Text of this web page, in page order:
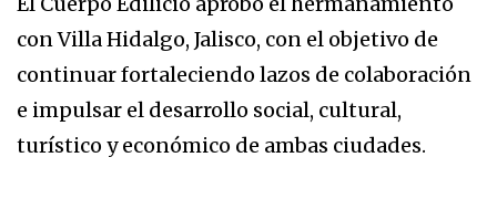
con Villa Hidalgo, Jalisco, con el objetivo de
continuar fortaleciendo lazos de colaboración
e impulsar el desarrollo social, cultural,
turístico y económico de ambas ciudades.